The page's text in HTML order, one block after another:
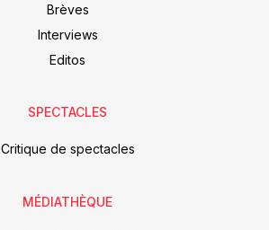
Brèves
Interviews
Editos
SPECTACLES
Critique de spectacles
MÉDIATHÈQUE